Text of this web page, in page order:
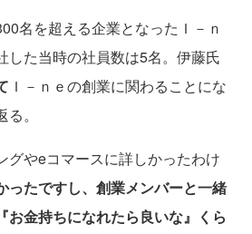
名を超える企業となったＩ－ｎ
した当時の社員数は5名。伊藤氏
Ｉ－ｎｅの創業に関わることにな
。
グやeコマースに詳しかったわけ
ったですし、創業メンバーと一緒
お金持ちになれたら良いな』くら